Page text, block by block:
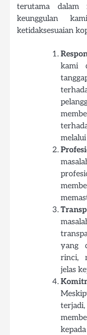
terutama dalam
keunggulan
ketidaksesuaian
kami
yang
rinci,
jelas